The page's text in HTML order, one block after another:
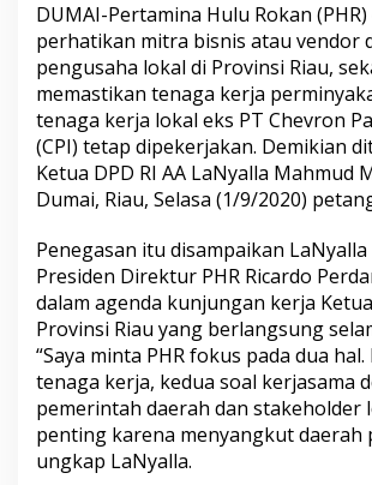
r
d
a
i
h
G
r
o
s
S
p
l
i
t
,
P
i
l
h
DUMAI-Pertamina Hulu Rokan
perhatikan mitra bisnis atau vendor
pengusaha lokal di Provinsi Riau,
memastikan tenaga kerja
tenaga kerja lokal eks PT Chevron
(CPI) tetap dipekerjakan. Demikian
Ketua DPD RI AA LaNyalla Mahmud
Dumai, Riau, Selasa (1/9/2020)
Penegasan itu disampaikan LaNyalla
Presiden Direktur PHR Ricardo
dalam agenda kunjungan kerja
Provinsi Riau yang berlangsung
“Saya minta PHR fokus pada dua
tenaga kerja, kedua soal kerjasama
pemerintah daerah dan stakeholder
penting karena menyangkut daerah
ungkap LaNyalla.